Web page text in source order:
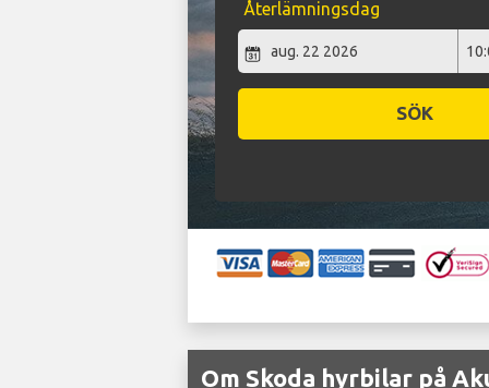
Återlämningsdag
SÖK
Om Skoda hyrbilar på